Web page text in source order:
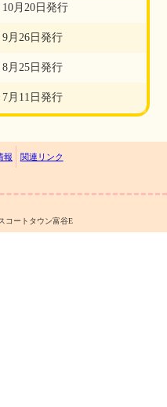
月20日発行
月26日発行
月25日発行
月11日発行
報 関連リンク
コートタウン富谷E